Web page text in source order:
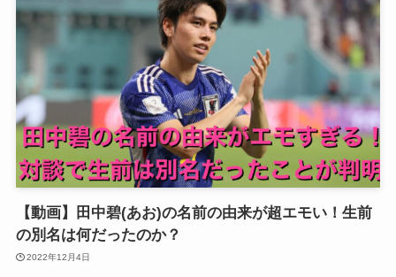
【動画】田中碧(あお)の名前の由来が超エモい！生前
の別名は何だったのか？
2022年12月4日